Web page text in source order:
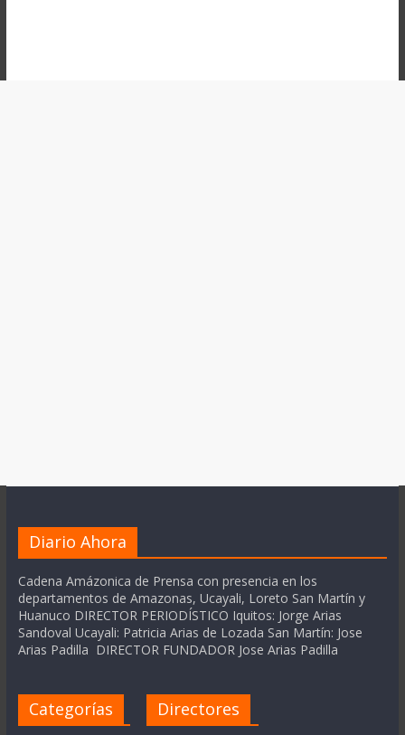
Diario Ahora
Cadena Amázonica de Prensa con presencia en los
departamentos de Amazonas, Ucayali, Loreto San Martín y
Huanuco DIRECTOR PERIODÍSTICO Iquitos: Jorge Arias
Sandoval Ucayali: Patricia Arias de Lozada San Martín: Jose
Arias Padilla DIRECTOR FUNDADOR Jose Arias Padilla
Categorías Directores